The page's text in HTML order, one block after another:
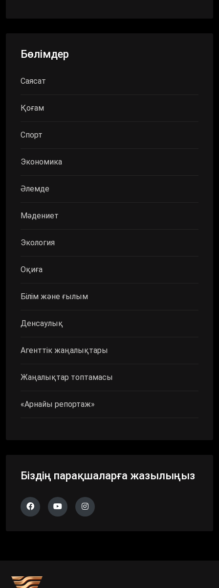
Бөлімдер
Саясат
Қоғам
Спорт
Экономика
Әлемде
Мәдениет
Экология
Оқиға
Білім және ғылым
Денсаулық
Агенттік жаңалықтары
Жаңалықтар топтамасы
«Арнайы репортаж»
Біздің парақшаларға жазылыңыз